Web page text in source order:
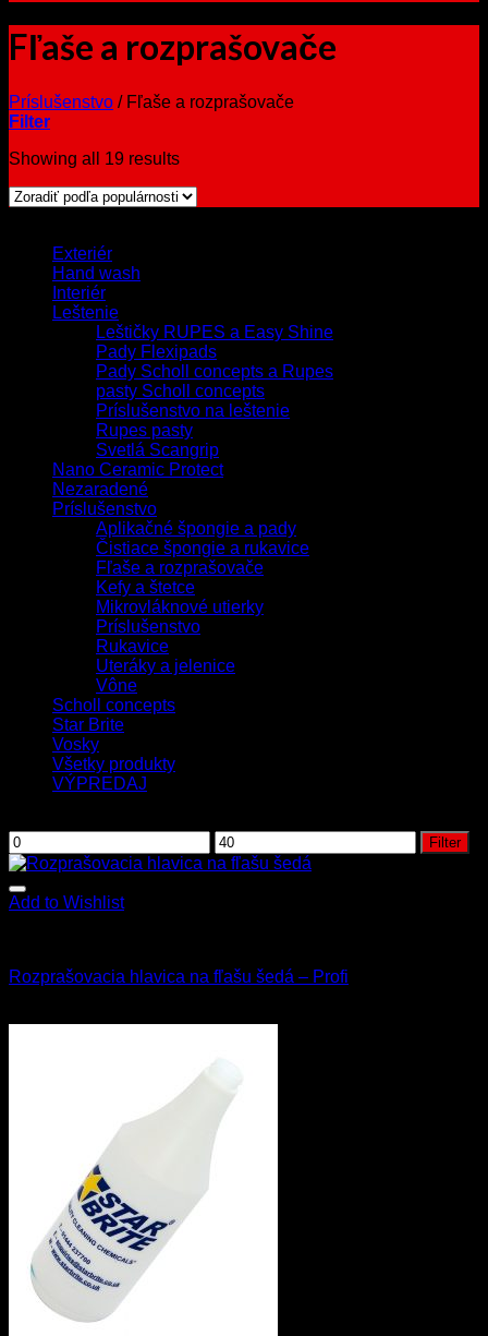
Fľaše a rozprašovače
Príslušenstvo /Fľaše a rozprašovače
Filter
Showing all 19 results
Exteriér
Hand wash
Interiér
Leštenie
Leštičky RUPES a Easy Shine
Pady Flexipads
Pady Scholl concepts a Rupes
pasty Scholl concepts
Príslušenstvo na leštenie
Rupes pasty
Svetlá Scangrip
Nano Ceramic Protect
Nezaradené
Príslušenstvo
Aplikačné špongie a pady
Čistiace špongie a rukavice
Fľaše a rozprašovače
Kefy a štetce
Mikrovláknové utierky
Príslušenstvo
Rukavice
Uteráky a jelenice
Vône
Scholl concepts
Star Brite
Vosky
Všetky produkty
VÝPREDAJ
Filter
Add to Wishlist
Rozprašovacia hlavica na fľašu šedá – Profi